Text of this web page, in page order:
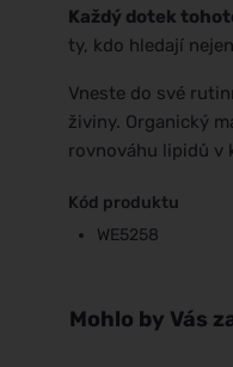
Každý dotek
ty, kdo hledají
Vneste do své
živiny. Organický
rovnováhu lipidů v
Kód produktu
WE5258
Mohlo by Vás